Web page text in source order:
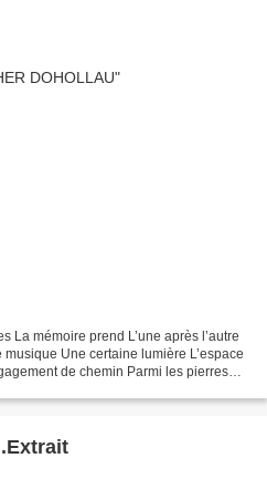
La mémoire prend L’une après l’autre
Une certaine lumière L’espace
de chemin Parmi les pierres